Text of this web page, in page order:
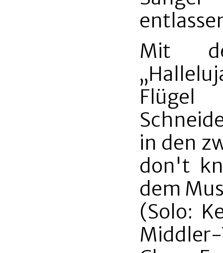
Mit
Flügel
in den
don't
dem
(Solo: